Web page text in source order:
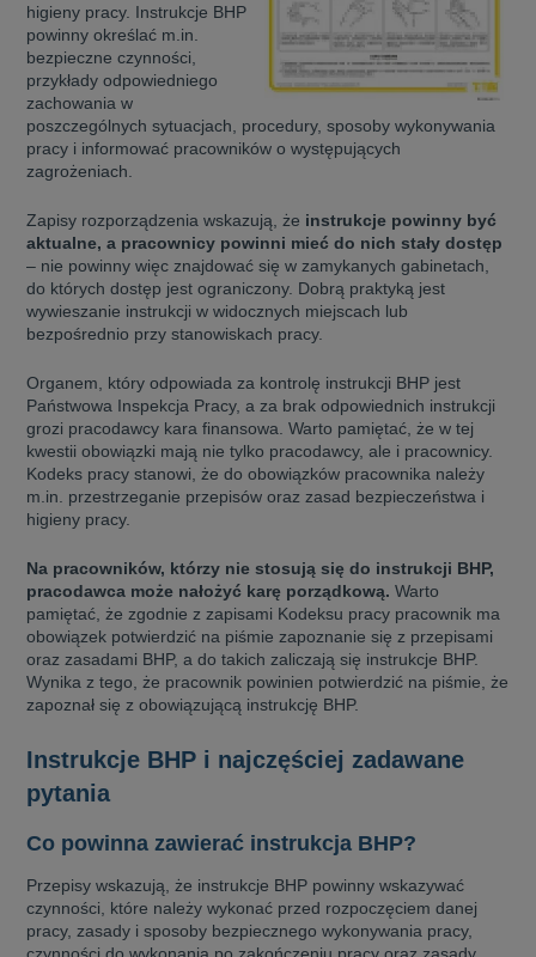
higieny pracy. Instrukcje BHP
powinny określać m.in.
bezpieczne czynności,
przykłady odpowiedniego
zachowania w
poszczególnych sytuacjach, procedury, sposoby wykonywania
pracy i informować pracowników o występujących
zagrożeniach.
Zapisy rozporządzenia wskazują, że instrukcje powinny być
aktualne, a pracownicy powinni mieć do nich stały dostęp
– nie powinny więc znajdować się w zamykanych gabinetach,
do których dostęp jest ograniczony. Dobrą praktyką jest
wywieszanie instrukcji w widocznych miejscach lub
bezpośrednio przy stanowiskach pracy.
Organem, który odpowiada za kontrolę instrukcji BHP jest
Państwowa Inspekcja Pracy, a za brak odpowiednich instrukcji
grozi pracodawcy kara finansowa. Warto pamiętać, że w tej
kwestii obowiązki mają nie tylko pracodawcy, ale i pracownicy.
Kodeks pracy stanowi, że do obowiązków pracownika należy
m.in. przestrzeganie przepisów oraz zasad bezpieczeństwa i
higieny pracy.
Na pracowników, którzy nie stosują się do instrukcji BHP,
pracodawca może nałożyć karę porządkową. Warto
pamiętać, że zgodnie z zapisami Kodeksu pracy pracownik ma
obowiązek potwierdzić na piśmie zapoznanie się z przepisami
oraz zasadami BHP, a do takich zaliczają się instrukcje BHP.
Wynika z tego, że pracownik powinien potwierdzić na piśmie, że
zapoznał się z obowiązującą instrukcję BHP.
Instrukcje BHP i najczęściej zadawane
pytania
Co powinna zawierać instrukcja BHP?
Przepisy wskazują, że instrukcje BHP powinny wskazywać
czynności, które należy wykonać przed rozpoczęciem danej
pracy, zasady i sposoby bezpiecznego wykonywania pracy,
czynności do wykonania po zakończeniu pracy oraz zasady